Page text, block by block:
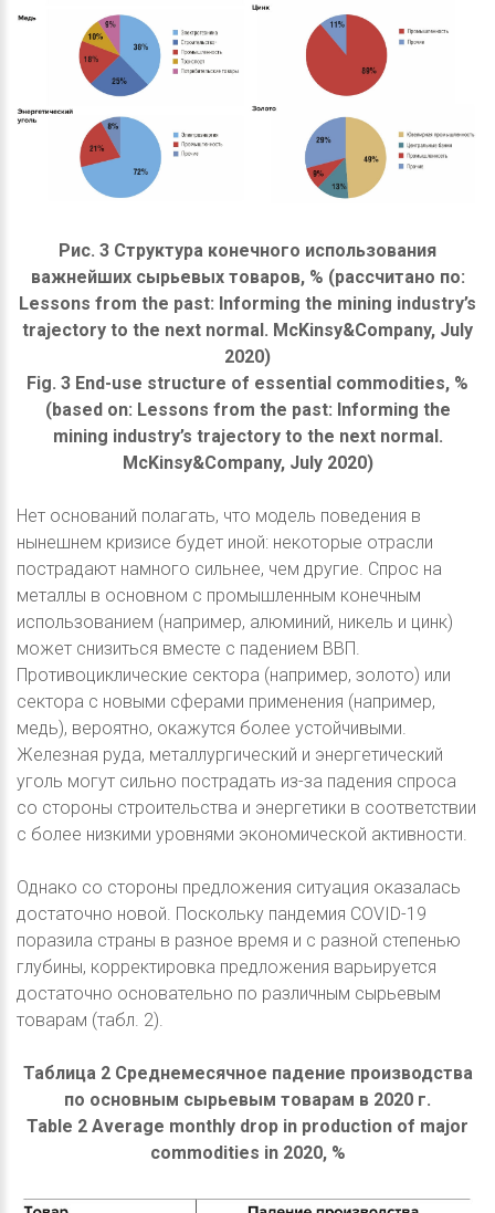
Рис. 3 Структура конечного использования
важнейших сырьевых товаров, % (рассчитано по:
Lessons from the past: Informing the mining industry’s
trajectory to the next normal. McKinsy&Company, July
2020)
Fig. 3 End-use structure of essential commodities, %
(based on: Lessons from the past: Informing the
mining industry’s trajectory to the next normal.
McKinsy&Company, July 2020)
Нет оснований полагать, что модель поведения в
нынешнем кризисе будет иной: некоторые отрасли
пострадают намного сильнее, чем другие. Спрос на
металлы в основном с промышленным конечным
использованием (например, алюминий, никель и цинк)
может снизиться вместе с падением ВВП.
Противоциклические сектора (например, золото) или
сектора с новыми сферами применения (например,
медь), вероятно, окажутся более устойчивыми.
Железная руда, металлургический и энергетический
уголь могут сильно пострадать из-за падения спроса
со стороны строительства и энергетики в соответствии
с более низкими уровнями экономической активности.
Однако со стороны предложения ситуация оказалась
достаточно новой. Поскольку пандемия COVID-19
поразила страны в разное время и с разной степенью
глубины, корректировка предложения варьируется
достаточно основательно по различным сырьевым
товарам (табл. 2).
Таблица 2 Среднемесячное падение производства
по основным сырьевым товарам в 2020 г.
Table 2 Average monthly drop in production of major
commodities in 2020, %